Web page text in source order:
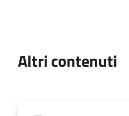
Altri contenuti